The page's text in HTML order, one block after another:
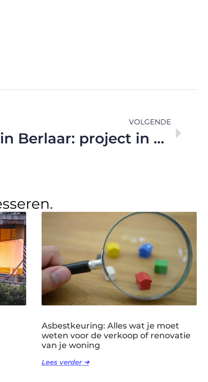
VOLGENDE
Ramen en deuren in Berlaar: project in de kijker
Asbestkeuring: Alles wat je moet
weten voor de verkoop of renovatie
van je woning
Lees verder ➜